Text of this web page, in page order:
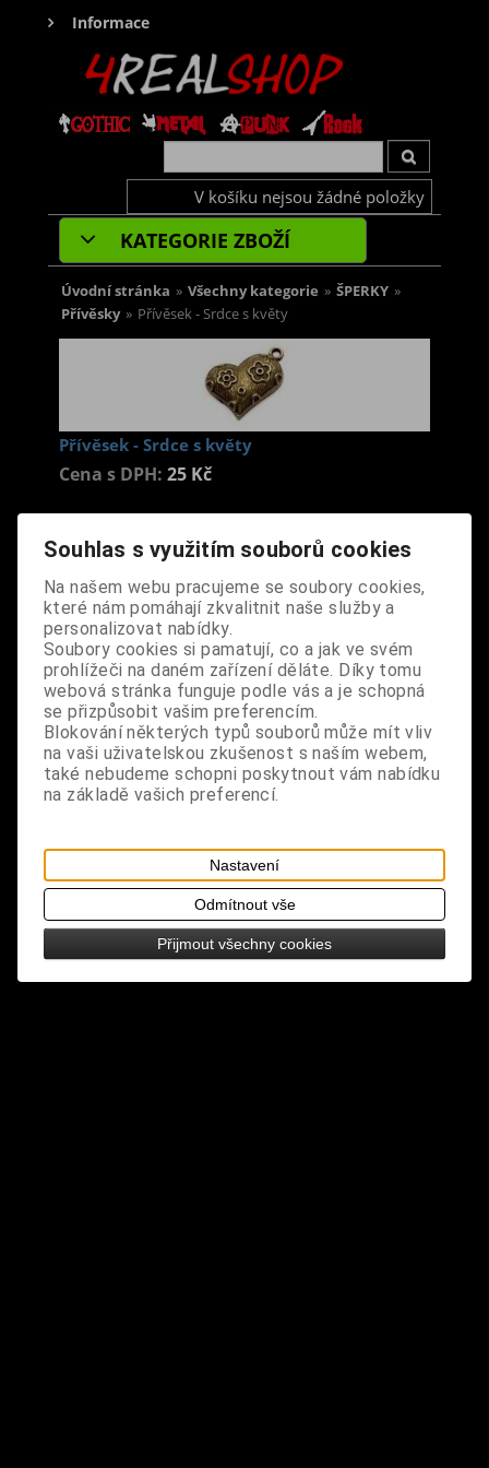
Informace
V košíku nejsou žádné položky
KATEGORIE ZBOŽÍ
Úvodní stránka » Všechny kategorie » ŠPERKY »
Přívěsky » Přívěsek - Srdce s květy
Přívěsek - Srdce s květy
Cena s DPH: 25 Kč
Dodání dny:
skladem
Koupit
Tabulky velikostí: zde
Výrobce: import EU
Katalogové číslo:DOSTPRIBPUS2355
Záruka (měsíců): 24
Dotaz na výrobek
Tisk
materiál: kov
rozměry: výška 2,5 cm, šířka 2,5 cm
Souhlas s využitím souborů cookies
Na našem webu pracujeme se soubory cookies,
které nám pomáhají zkvalitnit naše služby a
personalizovat nabídky.
Soubory cookies si pamatují, co a jak ve svém
prohlížeči na daném zařízení děláte. Díky tomu
webová stránka funguje podle vás a je schopná
se přizpůsobit vašim preferencím.
Blokování některých typů souborů může mít vliv
na vaši uživatelskou zkušenost s naším webem,
také nebudeme schopni poskytnout vám nabídku
na základě vašich preferencí.
Nastavení
Odmítnout vše
Přijmout všechny cookies